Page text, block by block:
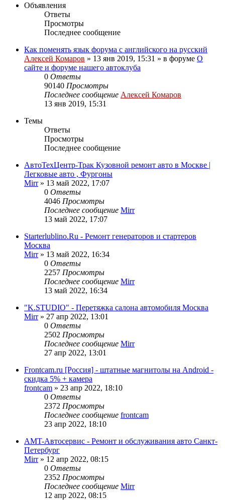
Объявления
Ответы
Просмотры
Последнее сообщение
Как поменять язык форума с английского на русский
Алексей Комаров » 13 янв 2019, 15:31 » в форуме О
сайте и форуме нашего автоклуба
0 Ответы
90140 Просмотры
Последнее сообщение Алексей Комаров
13 янв 2019, 15:31
Темы
Ответы
Просмотры
Последнее сообщение
АвтоТехЦентр-Трак Кузовной ремонт авто в Москве |
Легковые авто , Фургоны
Mirr» 13 май 2022, 17:07
0 Ответы
4046 Просмотры
Последнее сообщение Mirr
13 май 2022, 17:07
Starterlublino.Ru - Ремонт генераторов и стартеров
Москва
Mirr» 13 май 2022, 16:34
0 Ответы
2257 Просмотры
Последнее сообщение Mirr
13 май 2022, 16:34
"K.STUDIO" - Перетяжка салона автомобиля Москва
Mirr» 27 апр 2022, 13:01
0 Ответы
2502 Просмотры
Последнее сообщение Mirr
27 апр 2022, 13:01
Frontcam.ru [Россия] - штатные магнитолы на Android -
скидка 5% + камера
frontcam » 23 апр 2022, 18:10
0 Ответы
2372 Просмотры
Последнее сообщение frontcam
23 апр 2022, 18:10
AMT-Автосервис - Ремонт и обслуживания авто Санкт-
Петербург
Mirr» 12 апр 2022, 08:15
0 Ответы
2352 Просмотры
Последнее сообщение Mirr
12 апр 2022, 08:15